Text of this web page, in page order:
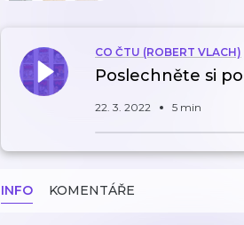
CO ČTU (ROBERT VLACH)
Poslechněte si
22. 3. 2022 5 min
INFO KOMENTÁŘE